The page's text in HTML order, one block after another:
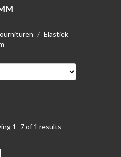
Elastiek
1- 7of 1 results